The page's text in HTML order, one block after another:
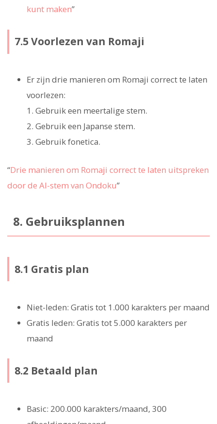
kunt maken”
7.5 Voorlezen van Romaji
Er zijn drie manieren om Romaji correct te laten
voorlezen:
1. Gebruik een meertalige stem.
2. Gebruik een Japanse stem.
3. Gebruik fonetica.
“Drie manieren om Romaji correct te laten uitspreken
door de AI-stem van Ondoku”
8. Gebruiksplannen
8.1 Gratis plan
Niet-leden: Gratis tot 1.000 karakters per maand
Gratis leden: Gratis tot 5.000 karakters per
maand
8.2 Betaald plan
Basic: 200.000 karakters/maand, 300